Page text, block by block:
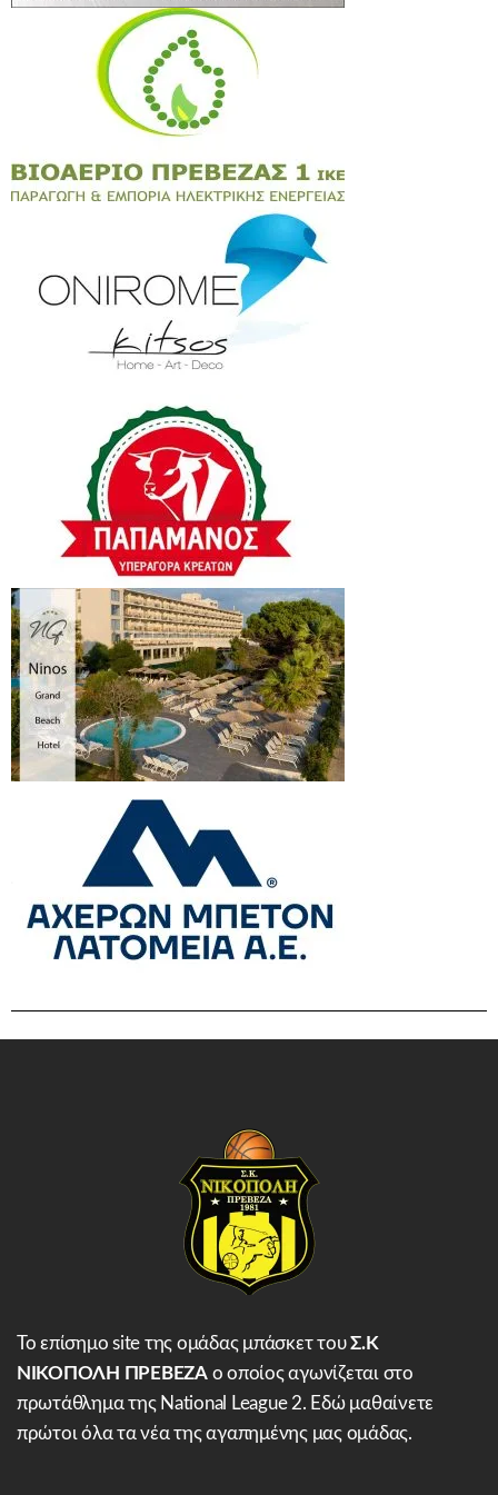
Το επίσημο site της ομάδας μπάσκετ τουΣ.Κ
ΝΙΚΟΠΟΛΗ ΠΡΕΒΕΖΑο οποίος αγωνίζεται στο
πρωτάθλημα της National League 2. Εδώ μαθαίνετε
πρώτοι όλα τα νέα της αγαπημένης μας ομάδας.